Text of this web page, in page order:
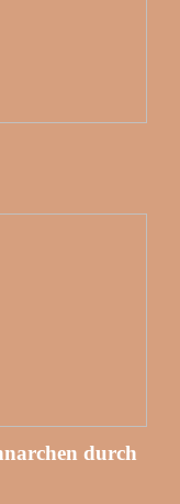
durch